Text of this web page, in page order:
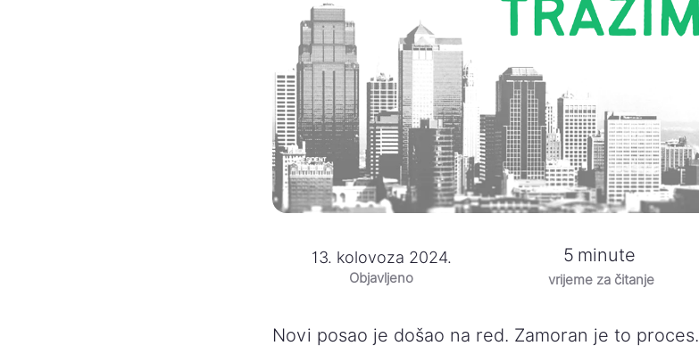
13. kolovoza 2024.
Objavljeno vrijeme za čitanje
5 minute
Novi posao je došao na red. Zamoran je to proces.